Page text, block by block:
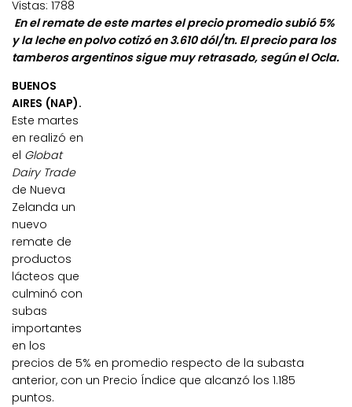
Vistas: 1788
En el remate de este martes el precio promedio subió 5%
y la leche en polvo cotizó en 3.610 dól/tn. El precio para los
tamberos argentinos sigue muy retrasado, según el Ocla.
BUENOS
AIRES (NAP).
Este martes
en realizó en
el Globat
Dairy Trade
de Nueva
Zelanda un
nuevo
remate de
productos
lácteos que
culminó con
subas
importantes
en los
precios de 5% en promedio respecto de la subasta
anterior, con un Precio Índice que alcanzó los 1.185
puntos.